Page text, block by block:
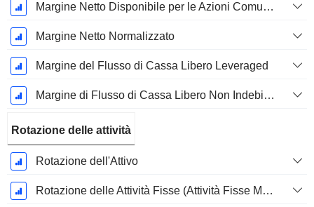
Margine Netto Disponibile per le Azioni Comuni %
Margine Netto Normalizzato
Margine del Flusso di Cassa Libero Leveraged
Margine di Flusso di Cassa Libero Non Indebitato
Rotazione delle attività
Rotazione dell'Attivo
Rotazione delle Attività Fisse (Attività Fisse Medie)